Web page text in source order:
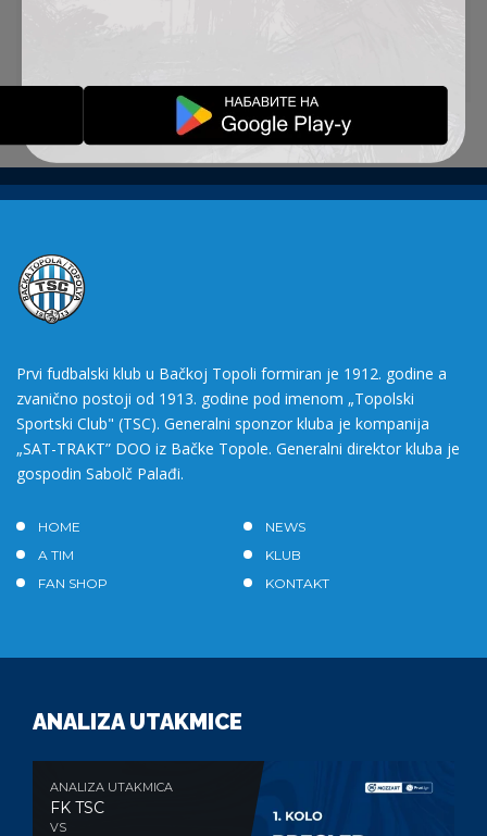
Prvi fudbalski klub u Bačkoj Topoli formiran je 1912. godine a
zvanično postoji od 1913. godine pod imenom „Topolski
Sportski Club" (TSC). Generalni sponzor kluba je kompanija
„SAT-TRAKT” DOO iz Bačke Topole. Generalni direktor kluba je
gospodin Sabolč Palađi.
HOME
NEWS
A TIM
KLUB
FAN SHOP
KONTAKT
ANALIZA UTAKMICE
ANALIZA UTAKMICA
FK TSC
VS